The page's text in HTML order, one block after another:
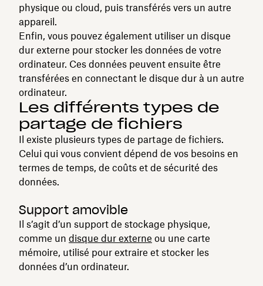
physique ou cloud, puis transférés vers un autre
appareil.
Enfin, vous pouvez également utiliser un disque
dur externe pour stocker les données de votre
ordinateur. Ces données peuvent ensuite être
transférées en connectant le disque dur à un autre
ordinateur.
Les différents types de
partage de fichiers
Il existe plusieurs types de partage de fichiers.
Celui qui vous convient dépend de vos besoins en
termes de temps, de coûts et de sécurité des
données.
Support amovible
Il s’agit d’un support de stockage physique,
comme un disque dur externe ou une carte
mémoire, utilisé pour extraire et stocker les
données d’un ordinateur.